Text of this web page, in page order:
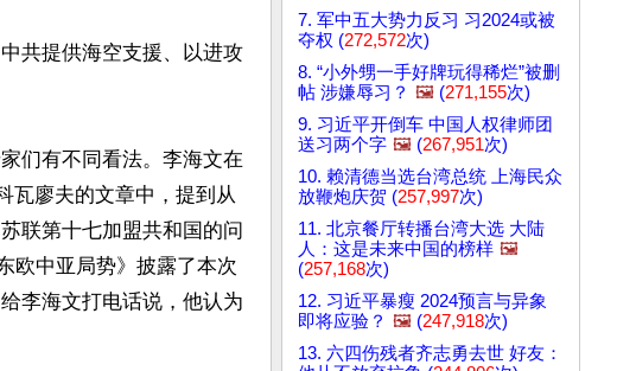
共提供海空支援、以进攻
们有不同看法。李海文在
瓦廖夫的文章中，提到从
联第十七加盟共和国的问
欧中亚局势》披露了本次
李海文打电话说，他认为
7. 军中五大势力反习 习2024或被
夺权 (272,572次)
8. “小外甥一手好牌玩得稀烂”被删
帖 涉嫌辱习？ 🖼️ (271,155次)
9. 习近平开倒车 中国人权律师团
送习两个字 🖼️ (267,951次)
10. 赖清德当选台湾总统 上海民众
放鞭炮庆贺 (257,997次)
11. 北京餐厅转播台湾大选 大陆
人：这是未来中国的榜样 🖼️
(257,168次)
12. 习近平暴瘦 2024预言与异象
即将应验？ 🖼️ (247,918次)
13. 六四伤残者齐志勇去世 好友：